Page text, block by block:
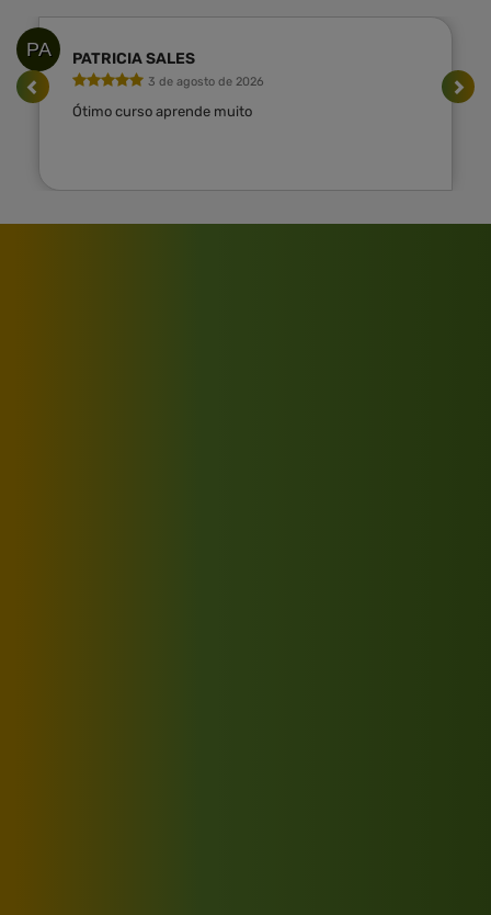
PA PATRICIA SALES
3 de agosto de 2026
Ótimo curso aprende muito